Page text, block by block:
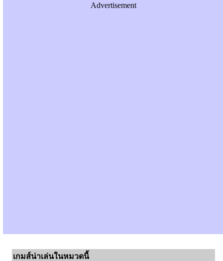
Advertisement
เกมส์น่าเล่นในหมวดนี้